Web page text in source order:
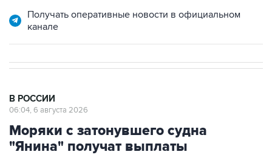
Получать оперативные новости в официальном
канале
В РОССИИ
06:04, 6 августа 2026
Моряки с затонувшего судна
"Янина" получат выплаты